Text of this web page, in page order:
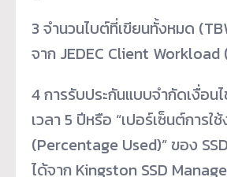
3จำนวนไบต์ที่เขียนทั้งหมด
จาก JEDEC Client Workload
4การรับประกันแบบจำกัดเงื่อน
เวลา 5 ปีหรือ “เปอร์เซ็นต์การใ
(Percentage Used)” ของ
ได้จาก Kingston SSD